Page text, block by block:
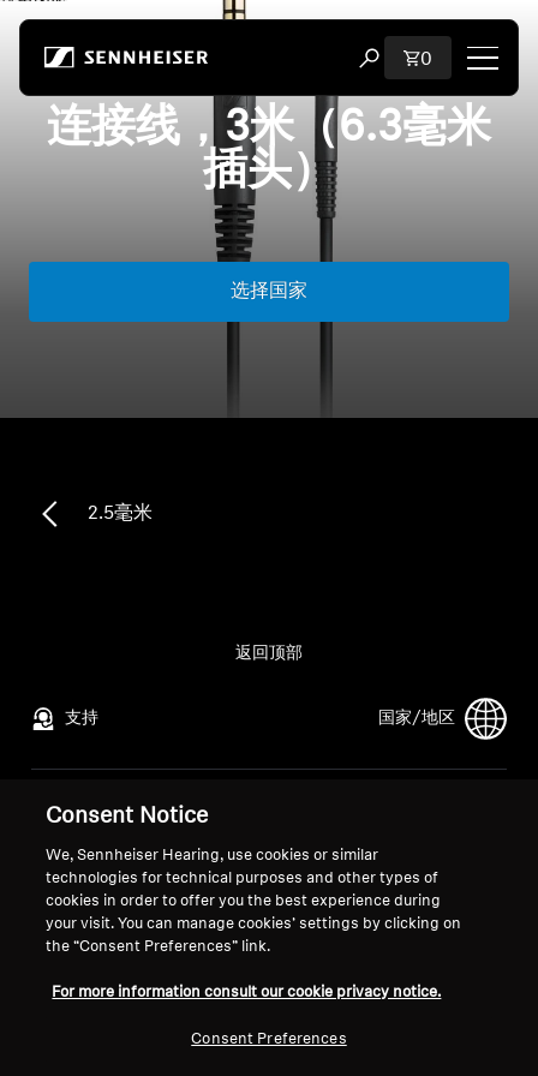
打开搜索弹出窗口
购物车内商
0
购物
所有发烧级耳机
备件与配件
技术
声音空间
连接线，3米（6.3毫米
插头）
选择国家
2.5毫米
支持
返回顶部
国家/地区
法律声明
全球隐私政策
面向消费者的在线销售通用条款与
条件
协调漏洞披露政策
索诺瓦的职业发展
媒体联系人
新闻中心
Consent Notice
We, Sennheiser Hearing, use cookies or similar
technologies for technical purposes and other types of
cookies in order to offer you the best experience during
your visit. You can manage cookies’ settings by clicking on
the “Consent Preferences” link.
For more information consult our cookie privacy notice.
Consent Preferences